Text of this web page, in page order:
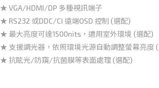
★ VGA/HDMI/DP 多種視訊端子
★ RS232 或DDC/CI 遠端OSD 控制 (選配)
★ 最大亮度可達1500nits，適用室外環境 (選配)
★ 支援調光器，依照環境光源自動調整螢幕亮度
★ 抗眩光/防窺/抗菌膜等表面處理 (選配)